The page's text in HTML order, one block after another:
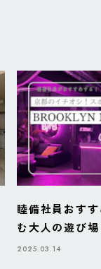
睦備社員おす
む大人の遊び
BAZAAR」
2025.03.14